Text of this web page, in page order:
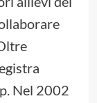
Nel 2002